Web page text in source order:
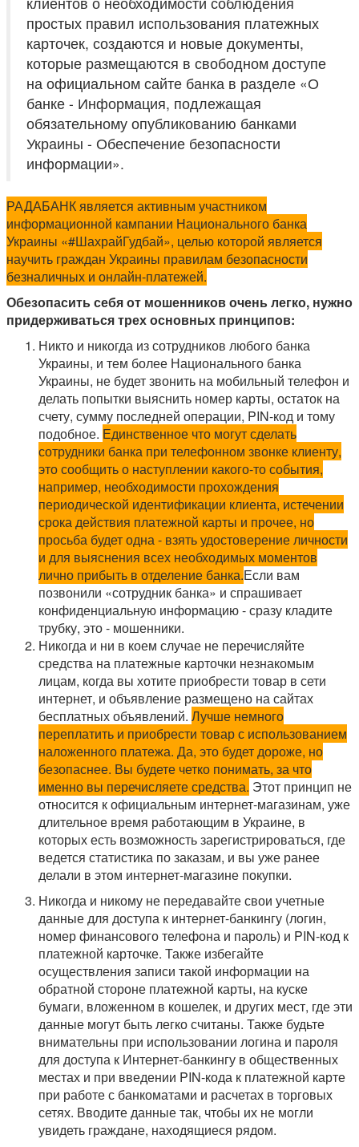
простых правил использования платежных
карточек, создаются и новые документы,
которые размещаются в свободном доступе
на официальном сайте банка в разделе «О
банке - Информация, подлежащая
обязательному опубликованию банками
Украины - Обеспечение безопасности
информации».
РАДАБАНК является активным участником
информационной кампании Национального банка
Украины «#ШахрайГудбай», целью которой является
научить граждан Украины правилам безопасности
безналичных и онлайн-платежей.
Обезопасить себя от мошенников очень легко, нужно
придерживаться трех основных принципов:
Никто и никогда из сотрудников любого банка
Украины, и тем более Национального банка
Украины, не будет звонить на мобильный телефон и
делать попытки выяснить номер карты, остаток на
счету, сумму последней операции, PIN-код и тому
подобное. Единственное что могут сделать
сотрудники банка при телефонном звонке клиенту,
это сообщить о наступлении какого-то события,
например, необходимости прохождения
периодической идентификации клиента, истечении
срока действия платежной карты и прочее, но
просьба будет одна - взять удостоверение личности
и для выяснения всех необходимых моментов
лично прибыть в отделение банка.Если вам
позвонили «сотрудник банка» и спрашивает
конфиденциальную информацию - сразу кладите
трубку, это - мошенники.
Никогда и ни в коем случае не перечисляйте
средства на платежные карточки незнакомым
лицам, когда вы хотите приобрести товар в сети
интернет, и объявление размещено на сайтах
бесплатных объявлений. Лучше немного
переплатить и приобрести товар с использованием
наложенного платежа. Да, это будет дороже, но
безопаснее. Вы будете четко понимать, за что
именно вы перечисляете средства. Этот принцип не
относится к официальным интернет-магазинам, уже
длительное время работающим в Украине, в
которых есть возможность зарегистрироваться, где
ведется статистика по заказам, и вы уже ранее
делали в этом интернет-магазине покупки.
Никогда и никому не передавайте свои учетные
данные для доступа к интернет-банкингу (логин,
номер финансового телефона и пароль) и PIN-код к
платежной карточке. Также избегайте
осуществления записи такой информации на
обратной стороне платежной карты, на куске
бумаги, вложенном в кошелек, и других мест, где эти
данные могут быть легко считаны. Также будьте
внимательны при использовании логина и пароля
для доступа к Интернет-банкингу в общественных
местах и ​​при введении PIN-кода к платежной карте
при работе с банкоматами и расчетах в торговых
сетях. Вводите данные так, чтобы их не могли
увидеть граждане, находящиеся рядом.